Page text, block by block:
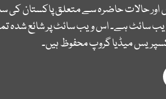
اور حالات حاضرہ سے متعلق پاکستان کی
سائٹ ہے۔ اس ویب سائٹ پر شائع شدہ
میڈیا گروپ محفوظ ہیں۔